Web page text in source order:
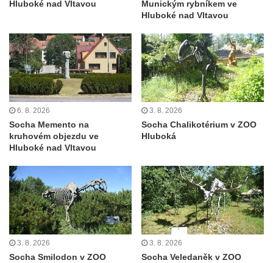
Delfín na Sfingovém rybníku v zámeckém
parku v Duchcově
Sfinga II. na Sfingovém rybníku v
zámeckém parku v Duchcově
Sfinga I. na Sfingovém rybníku v zámeckém
Socha Minervy na nádvoří zámku v
Duchcově
Socha Herkula se saní na nádvoří zámku v
Duchcově
Socha Herkula se lvem na nádvoří zámku v
Duchcově
Socha Marse na nádvoří zámku v
Duchcově
Hluboké nad Vltavou
Munickým rybníkem ve
Hluboké nad Vltavou
6. 8. 2026
Socha Memento na
kruhovém objezdu ve
Hluboké nad Vltavou
3. 8. 2026
Socha Chalikotérium v ZOO
Hluboká
3. 8. 2026
Socha Smilodon v ZOO
3. 8. 2026
Socha Veledaněk v ZOO